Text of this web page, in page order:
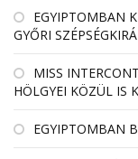
EGYIPTOMBAN
GYŐRI
MISS
HÖLGYEI KÖZÜL IS
EGYIPTOMBAN